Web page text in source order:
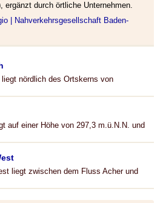
ergänzt durch örtliche Unternehmen.
|
Nahverkehrsgesellschaft Baden-
nördlich des Ortskerns von
auf einer Höhe von 297,3 m.ü.N.N. und
liegt zwischen dem Fluss Acher und